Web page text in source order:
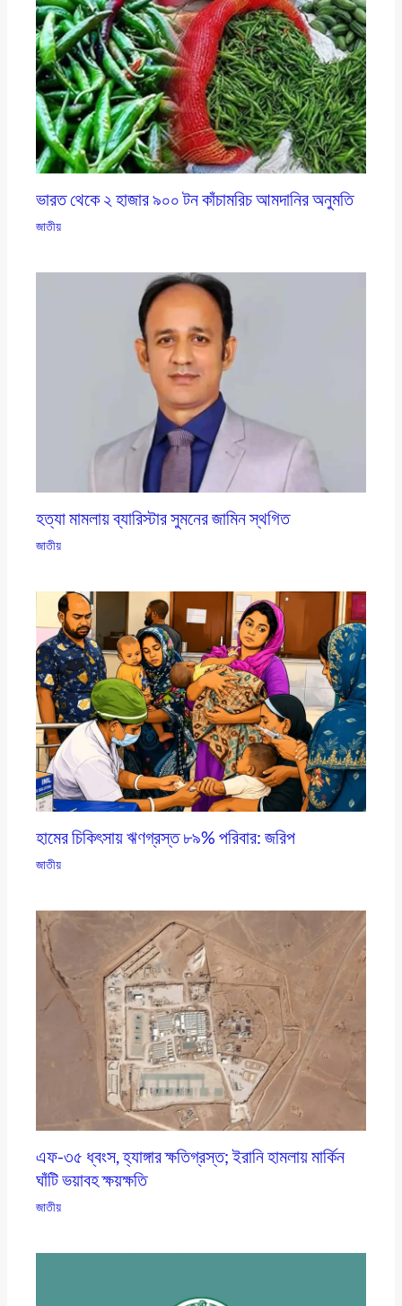
ভারত থেকে ২ হাজার ৯০০ টন কাঁচামরিচ আমদানির অনুমতি
জাতীয়
হত্যা মামলায় ব্যারিস্টার সুমনের জামিন স্থগিত
জাতীয়
হামের চিকিৎসায় ঋণগ্রস্ত ৮৯% পরিবার: জরিপ
জাতীয়
এফ-৩৫ ধ্বংস, হ্যাঙ্গার ক্ষতিগ্রস্ত; ইরানি হামলায় মার্কিন
ঘাঁটি ভয়াবহ ক্ষয়ক্ষতি
জাতীয়